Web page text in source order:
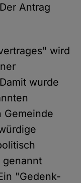
Antrag
wird
wurde
Gemeinde
genannt
"Gedenk-